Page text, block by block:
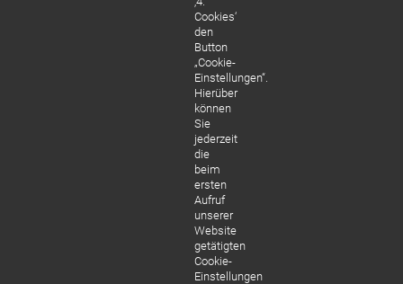
* Tarif: normale Telefongeb. für einen Anruf
Cookies‘
den
Button
„Cookie-
Einstellungen“.
Hierüber
können
Sie
jederzeit
die
beim
ersten
Aufruf
unserer
Website
getätigten
Cookie-
Einstellungen